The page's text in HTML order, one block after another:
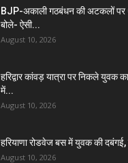
BJP-अकाली गठबंधन की अटकलों पर
बोले- ऐसी...
August 10, 2026
हरिद्वार कांवड़ यात्रा पर निकले युवक
में...
August 10, 2026
हरियाणा रोडवेज बस में युवक की
August 10, 2026